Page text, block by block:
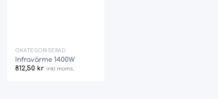
OKATEGORISERAD
Infravärme 1400W
812,50 kr inkl moms.